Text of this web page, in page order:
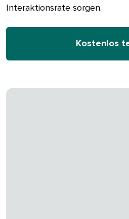
Interaktionsrate sorgen.​​
Kostenlos